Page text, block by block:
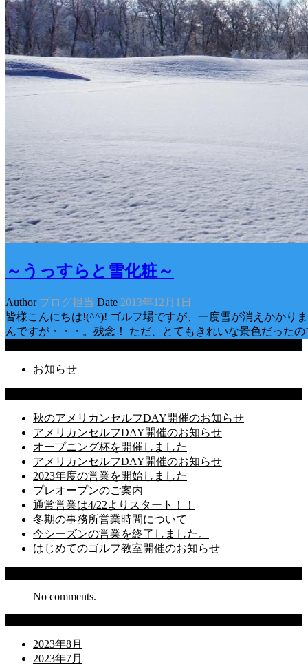
～うっすらと雪化粧～
Author ブログ担当 Date 2013年12月1日
皆様こんにちは!(^^)! ゴルフ場ですが、一度雪が消えかかり
んですが・・・。残念！ ただ、とてもきれいな景色だった
お知らせ
秋のアメリカンセルフDAY開催のお知らせ
アメリカンセルフDAY開催のお知らせ
オープニング杯を開催しました
アメリカンセルフDAY開催のお知らせ
2023年度の営業を開始しました
プレオープンのご案内
通常営業は4/22よりスタート！！
冬期の事務所営業時間について
今シーズンの営業を終了しました。
はじめてのゴルフ教室開催のお知らせ
No comments.
2023年8月
2023年7月